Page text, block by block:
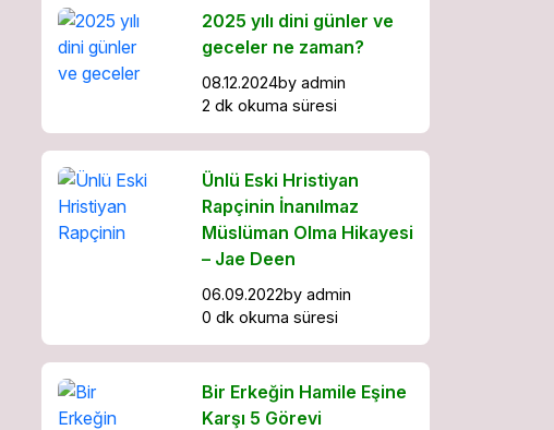
2025 yılı dini günler ve
geceler ne zaman?
08.12.2024by admin
2 dk okuma süresi
Ünlü Eski Hristiyan
Rapçinin İnanılmaz
Müslüman Olma Hikayesi
– Jae Deen
06.09.2022by admin
0 dk okuma süresi
Bir Erkeğin Hamile Eşine
Karşı 5 Görevi